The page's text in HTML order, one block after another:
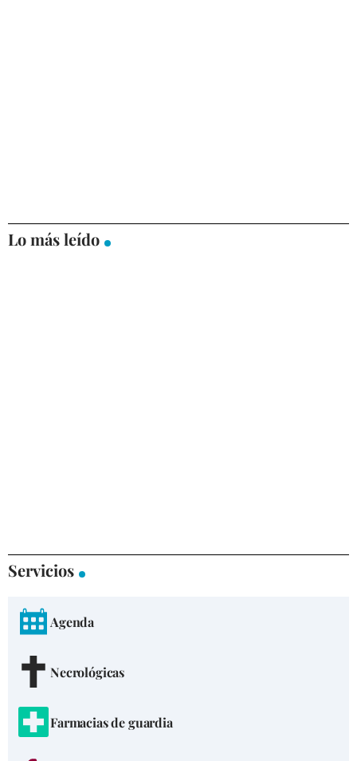
Lo más leído
Servicios
Agenda
Necrológicas
Farmacias de guardia